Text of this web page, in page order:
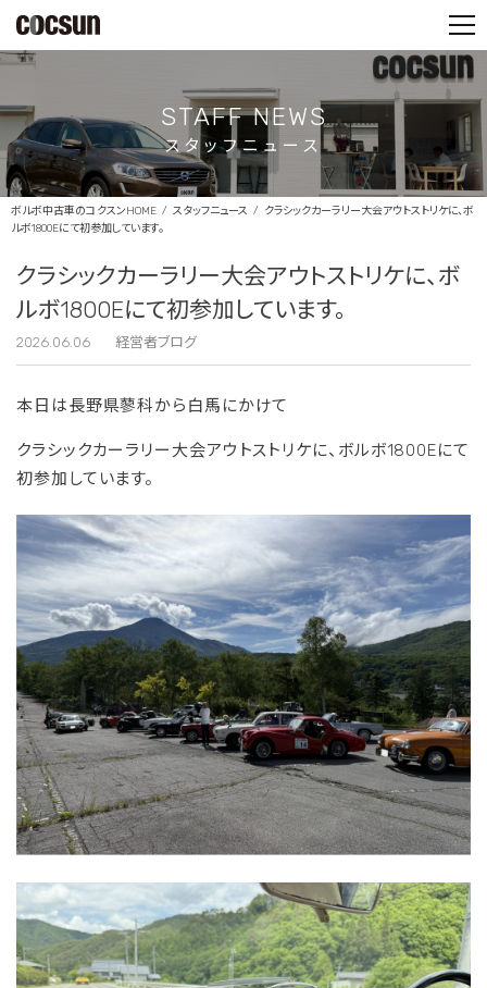
STAFF NEWS
スタッフニュース
ボルボ中古車のコクスンHOME スタッフニュース
クラシックカーラリー大会アウトストリケに、ボ
ルボ1800Eにて初参加しています。
クラシックカーラリー大会アウトストリケに、ボ
ルボ1800Eにて初参加しています。
2026.06.06 経営者ブログ
本日は長野県蓼科から白馬にかけて
クラシックカーラリー大会アウトストリケに、ボルボ1800Eにて
初参加しています。